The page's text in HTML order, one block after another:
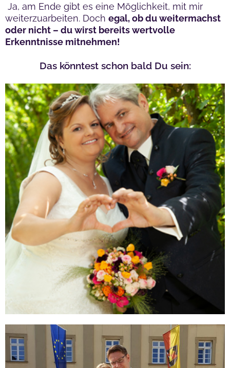
Ja, am Ende gibt es eine Möglichkeit, mit mir
weiterzuarbeiten. Doch egal, ob du weitermachst
oder nicht – du wirst bereits wertvolle
Erkenntnisse mitnehmen!
Das könntest schon bald Du sein: